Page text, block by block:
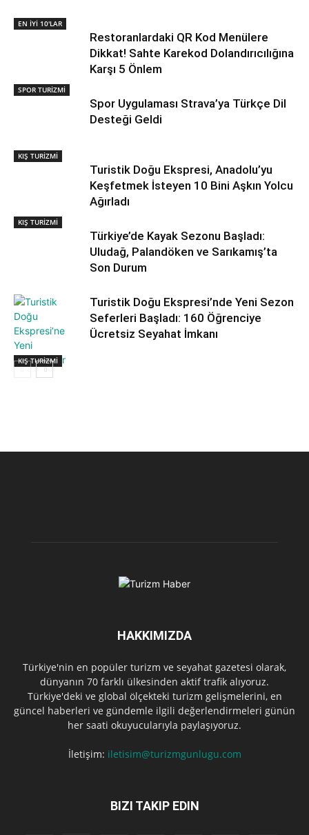
EN İYİ 10'LAR
Restoranlardaki QR Kod Menülere
Dikkat! Sahte Karekod Dolandırıcılığına
Karşı 5 Önlem
SPOR TURİZMİ
Spor Uygulaması Strava’ya Türkçe Dil
Desteği Geldi
KIŞ TURİZMİ
Turistik Doğu Ekspresi, Anadolu’yu
Keşfetmek İsteyen 10 Bini Aşkın Yolcu
Ağırladı
KIŞ TURİZMİ
Türkiye’de Kayak Sezonu Başladı:
Uludağ, Palandöken ve Sarıkamış’ta
Son Durum
KIŞ TURİZMİ
Turistik Doğu Ekspresi’nde Yeni Sezon
Seferleri Başladı: 160 Öğrenciye
Ücretsiz Seyahat İmkanı
HAKKIMIZDA
Türkiye'nin en popüler turizm ve seyahat gazetesi olarak,
dünyanın 70 farklı ülkesinden aktif trafik alıyoruz.
Türkiye'deki ve global ölçekteki turizm gelişmelerini, en
güncel haberleri ve gündemle ilgili değerlendirmeleri günün
her saati okuyucularıyla paylaşıyoruz.
İletişim: iletisim@turizmgunlugu.com
BIZI TAKIP EDIN